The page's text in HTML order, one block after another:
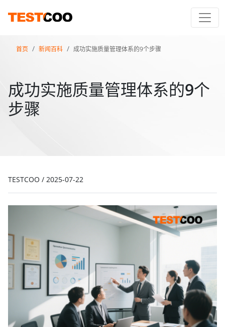
首页 新闻百科 成功实施质量管理体系的9个步骤
成功实施质量管理体系的9个
步骤
TESTCOO / 2025-07-22